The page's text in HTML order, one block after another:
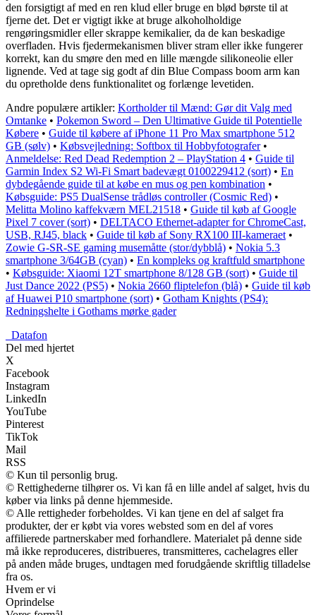
den forsigtigt af med en ren klud eller bruge en blød børste til at
fjerne det. Det er vigtigt ikke at bruge alkoholholdige
rengøringsmidler eller skrappe kemikalier, da de kan beskadige
overfladen. Hvis fjedermekanismen bliver stram eller ikke fungerer
korrekt, kan du smøre den med en lille mængde silikoneolie eller
lignende. Ved at tage sig godt af din Blue Compass boom arm kan
du opretholde dens funktionalitet og forlænge levetiden.
Andre populære artikler: Kortholder til Mænd: Gør dit Valg med
Omtanke • Pokemon Sword – Den Ultimative Guide til Potentielle
Købere • Guide til købere af iPhone 11 Pro Max smartphone 512
GB (sølv) • Købsvejledning: Softbox til Hobbyfotografer•
Anmeldelse: Red Dead Redemption 2 – PlayStation 4 • Guide til
Garmin Index S2 Wi-Fi Smart badevægt 0100229412 (sort) • En
dybdegående guide til at købe en mus og pen kombination •
Købsguide: PS5 DualSense trådløs controller (Cosmic Red) •
Melitta Molino kaffekværn MEL21518 • Guide til køb af Google
Pixel 7 cover (sort) • DELTACO Ethernet-adapter for ChromeCast,
USB, RJ45, black • Guide til køb af Sony RX100 III-kameraet •
Zowie G-SR-SE gaming musemåtte (stor/dybblå) • Nokia 5.3
smartphone 3/64GB (cyan) • En kompleks og kraftfuld smartphone
• Købsguide: Xiaomi 12T smartphone 8/128 GB (sort) • Guide til
Just Dance 2022 (PS5) • Nokia 2660 fliptelefon (blå) • Guide til køb
af Huawei P10 smartphone (sort) • Gotham Knights (PS4):
Redningshelte i Gothams mørke gader
Datafon
Del med hjertet
X
Facebook
Instagram
LinkedIn
YouTube
Pinterest
TikTok
Mail
RSS
© Kun til personlig brug.
© Rettighederne tilhører os. Vi kan få en lille andel af salget, hvis du
køber via links på denne hjemmeside.
© Alle rettigheder forbeholdes. Vi kan tjene en del af salget fra
produkter, der er købt via vores websted som en del af vores
affilierede partnerskaber med forhandlere. Materialet på denne side
må ikke reproduceres, distribueres, transmitteres, cachelagres eller
på anden måde bruges, undtagen med forudgående skriftlig tilladelse
fra os.
Hvem er vi
Oprindelse